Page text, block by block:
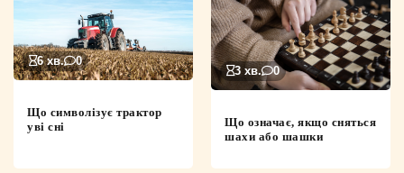
6 хв. 0
Що символізує трактор
уві сні
3 хв. 0
Що означає, якщо сняться
шахи або шашки